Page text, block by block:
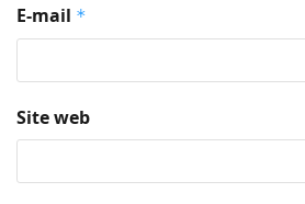
E-mail *
Site web